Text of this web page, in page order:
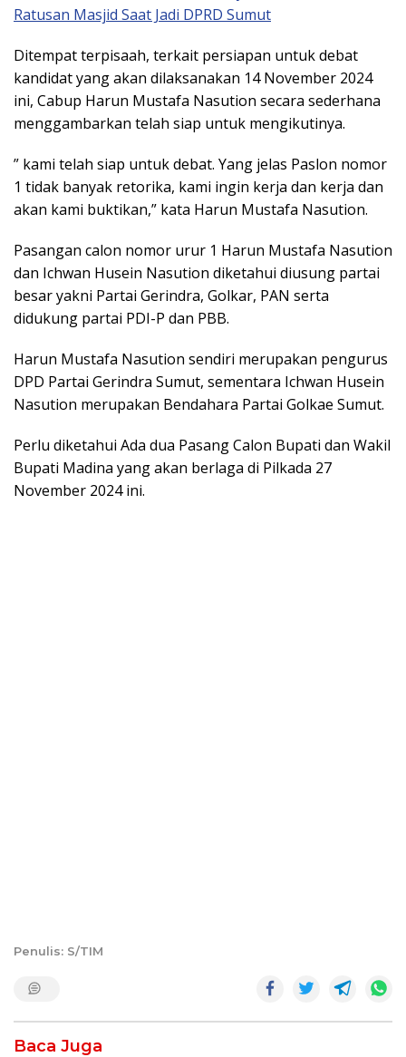
Ratusan Masjid Saat Jadi DPRD Sumut
Ditempat terpisaah, terkait persiapan untuk debat
kandidat yang akan dilaksanakan 14 November 2024
ini, Cabup Harun Mustafa Nasution secara sederhana
menggambarkan telah siap untuk mengikutinya.
” kami telah siap untuk debat. Yang jelas Paslon nomor
1 tidak banyak retorika, kami ingin kerja dan kerja dan
akan kami buktikan,” kata Harun Mustafa Nasution.
Pasangan calon nomor urur 1 Harun Mustafa Nasution
dan Ichwan Husein Nasution diketahui diusung partai
besar yakni Partai Gerindra, Golkar, PAN serta
didukung partai PDI-P dan PBB.
Harun Mustafa Nasution sendiri merupakan pengurus
DPD Partai Gerindra Sumut, sementara Ichwan Husein
Nasution merupakan Bendahara Partai Golkae Sumut.
Perlu diketahui Ada dua Pasang Calon Bupati dan Wakil
Bupati Madina yang akan berlaga di Pilkada 27
November 2024 ini.
Penulis: S/TIM
Baca Juga